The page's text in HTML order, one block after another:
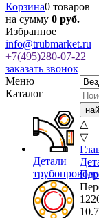
Корзина0 товаров
на сумму 0 руб.
Избранное
info@trubmarket.ru
+7(495)280-07-22
заказать звонок
Меню
Каталог
Детали
△
▽